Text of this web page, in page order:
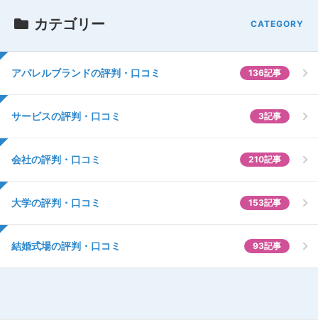
カテゴリー
アパレルブランドの評判・口コミ 136記事
サービスの評判・口コミ 3記事
会社の評判・口コミ 210記事
大学の評判・口コミ 153記事
結婚式場の評判・口コミ 93記事